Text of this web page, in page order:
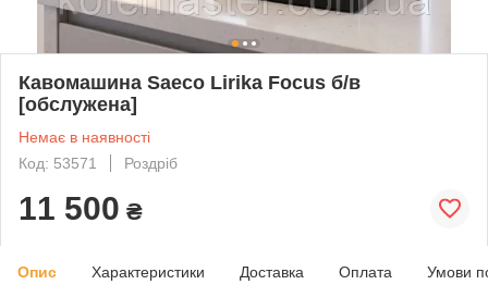
Кавомашина Saeco Lirika Focus б/в
[обслужена]
Немає в наявності
Код: 53571
Роздріб
11 500 ₴
Опис Характеристики Доставка Оплата Умови